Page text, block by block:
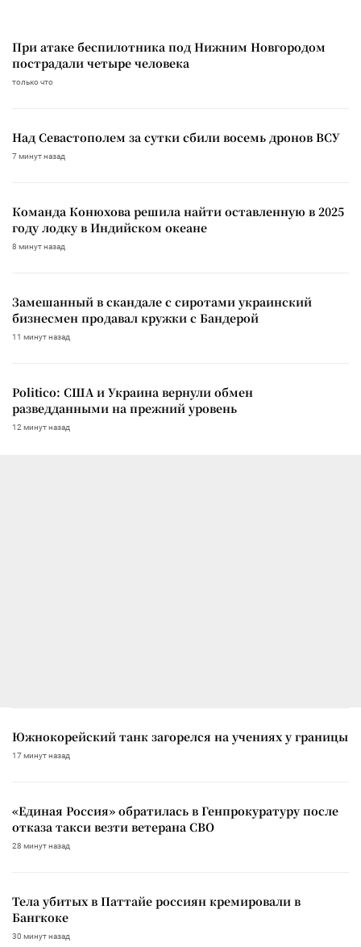
При атаке беспилотника под Нижним Новгородом
пострадали четыре человека
только что
Над Севастополем за сутки сбили восемь дронов ВСУ
7 минут назад
Команда Конюхова решила найти оставленную в 2025
году лодку в Индийском океане
8 минут назад
Замешанный в скандале с сиротами украинский
бизнесмен продавал кружки с Бандерой
11 минут назад
Politico: США и Украина вернули обмен
разведданными на прежний уровень
12 минут назад
Южнокорейский танк загорелся на учениях у границы
17 минут назад
«Единая Россия» обратилась в Генпрокуратуру после
отказа такси везти ветерана СВО
28 минут назад
Тела убитых в Паттайе россиян кремировали в
Бангкоке
30 минут назад